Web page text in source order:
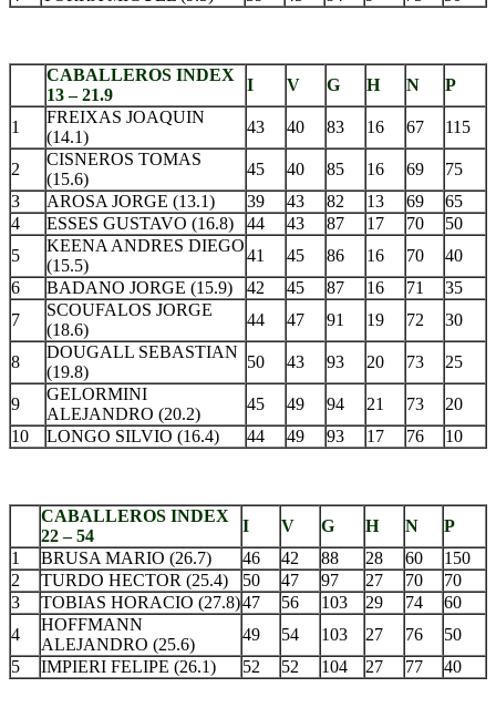
CABALLEROS INDEX
13 – 21.9
I V G H N P
1
FREIXAS JOAQUIN
(14.1)
43 40 83 16 67 115
2
CISNEROS TOMAS
(15.6)
45 40 85 16 69
75
3
AROSA JORGE (13.1) 39 43 82 13 69
65
4
ESSES GUSTAVO (16.8) 44 43 87 17 70
50
5
KEENA ANDRES DIEGO
(15.5)
41 45 86 16 70
40
6
BADANO JORGE (15.9) 42 45 87 16 71
35
7
SCOUFALOS JORGE
(18.6)
44 47 91 19 72 30
8
DOUGALL SEBASTIAN
(19.8)
50 43 93 20 73 25
9
GELORMINI
ALEJANDRO (20.2)
45 49 94 21 73
20
10
LONGO SILVIO (16.4) 44 49 93 17 76 10
CABALLEROS INDEX
22 – 54
I V G H N
P
1
BRUSA MARIO (26.7) 46 42 88 28 60
150
2
TURDO HECTOR (25.4) 50 47 97 27 70
70
3
TOBIAS HORACIO (27.8)47 56 103 29 74
60
4
HOFFMANN
ALEJANDRO (25.6)
49 54 103 27 76
50
5
IMPIERI FELIPE (26.1) 52 52 104 27 77 40